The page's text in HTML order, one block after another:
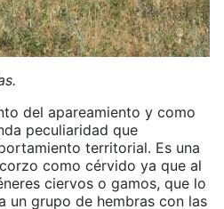
del apareamiento y como
peculiaridad que
territorial. Es una
como cérvido ya que al
ciervos o gamos, que lo
un grupo de hembras con las